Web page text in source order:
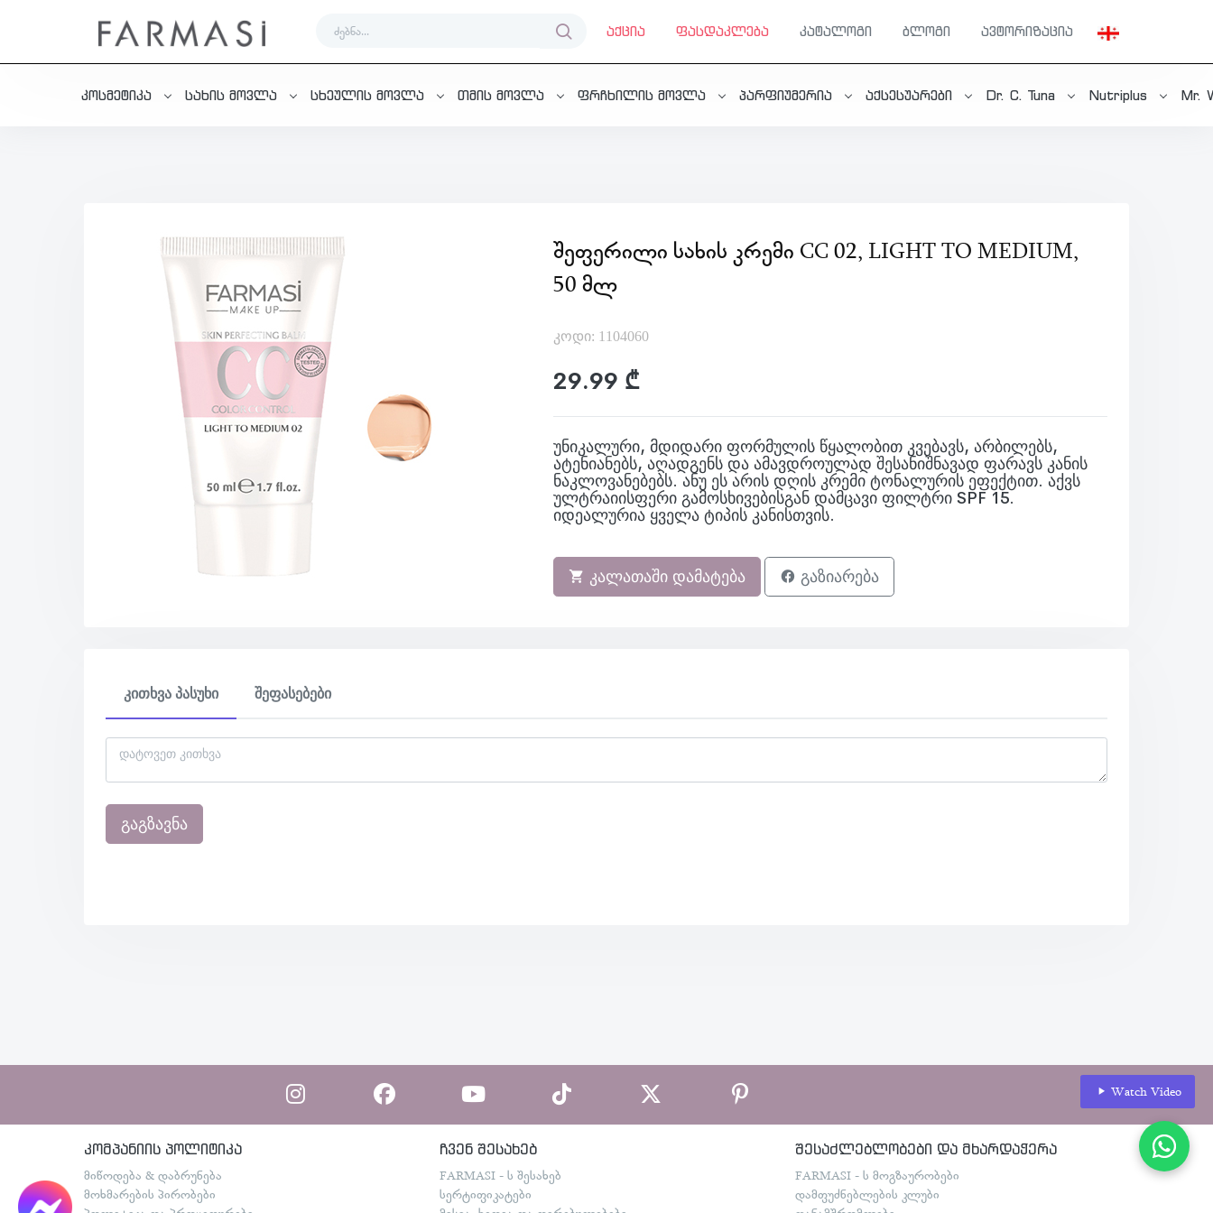
აქცია ფასდაკლება კატალოგი ბლოგი ავტორიზაცია
კოსმეტიკა სახის მოვლა სხეულის მოვლა თმის მოვლა ფრჩხილის მოვლა პარფიუმერია აქსესუარები Dr. C. Tuna Nutriplus Mr.
ᲨᲔᲤᲔᲠᲘᲚᲘ ᲡᲐᲮᲘᲡ ᲙᲠᲔᲛᲘ CC 02, LIGHT TO MEDIUM,
50 ᲛᲚ
კოდი: 1104060
29.99 ₾
უნიკალური, მდიდარი ფორმულის წყალობით კვებავს, არბილებს,
ატენიანებს, აღადგენს და ამავდროულად შესანიშნავად ფარავს კანის
ნაკლოვანებებს. ანუ ეს არის დღის კრემი ტონალურის ეფექტით. აქვს
ულტრაიისფერი გამოსხივებისგან დამცავი ფილტრი SPF 15.
იდეალურია ყველა ტიპის კანისთვის.
კალათაში დამატება გაზიარება
კითხვა პასუხი შეფასებები
გაგზავნა
კომპანიის პოლიტიკა
მიწოდება & დაბრუნება
მოხმარების პირობები
ჩვენ შესახებ
FARMASI - ს შესახებ
სერტიფიკატები
შესაძლებლობები და მხარდაჭერა
FARMASI - ს მოგზაურობები
დამფუძნებლების კლუბი
Watch Video